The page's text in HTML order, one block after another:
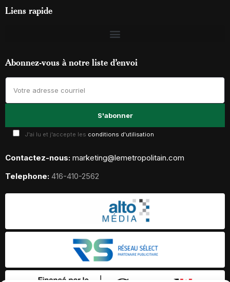
Liens rapide
Abonnez-vous à notre liste d’envoi
J'ai lu et j'accepte les conditions d'utilisation
Contactez-nous: marketing@lemetropolitain.com
Telephone: 416-410-2562